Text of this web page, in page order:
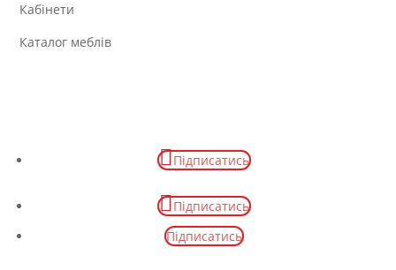
Кабінети
Каталог меблів
Підписатись
Підписатись
Підписатись